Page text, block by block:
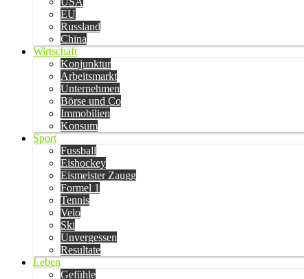
EU
Russland
China
Wirtschaft
Konjunktur
Arbeitsmarkt
Unternehmen
Börse und Co
Immobilien
Konsum
Sport
Fussball
Eishockey
Eismeister Zaugg
Formel 1
Tennis
Velo
Ski
Unvergessen
Resultate
Leben
Gefühle